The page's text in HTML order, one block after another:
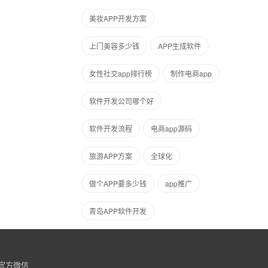
美妆APP开发方案
上门美容多少钱 APP生成软件
女性社交app排行榜 制作电商app
软件开发公司哪个好
软件开发流程 电商app源码
旅游APP方案 全球化
做个APP要多少钱 app推广
青岛APP软件开发
方微信